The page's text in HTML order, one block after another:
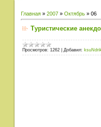
Главная » 2007 » Октябрь » 06
Туристические
Просмотров: 1262 Добавил: